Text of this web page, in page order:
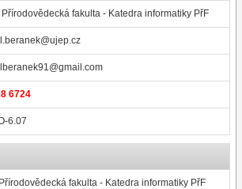
Přírodovědecká fakulta - Katedra informatiky PřF
6724
6.07
fakulta - Katedra informatiky PřF